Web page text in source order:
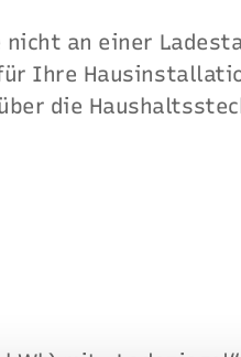
an einer
Ihre
die